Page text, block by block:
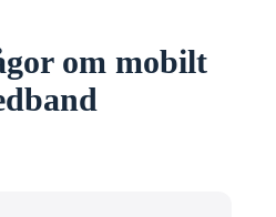
om mobilt